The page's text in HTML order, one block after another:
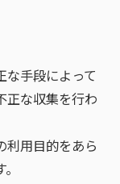
な手段によって
正な収集を行わ
利用目的をあら